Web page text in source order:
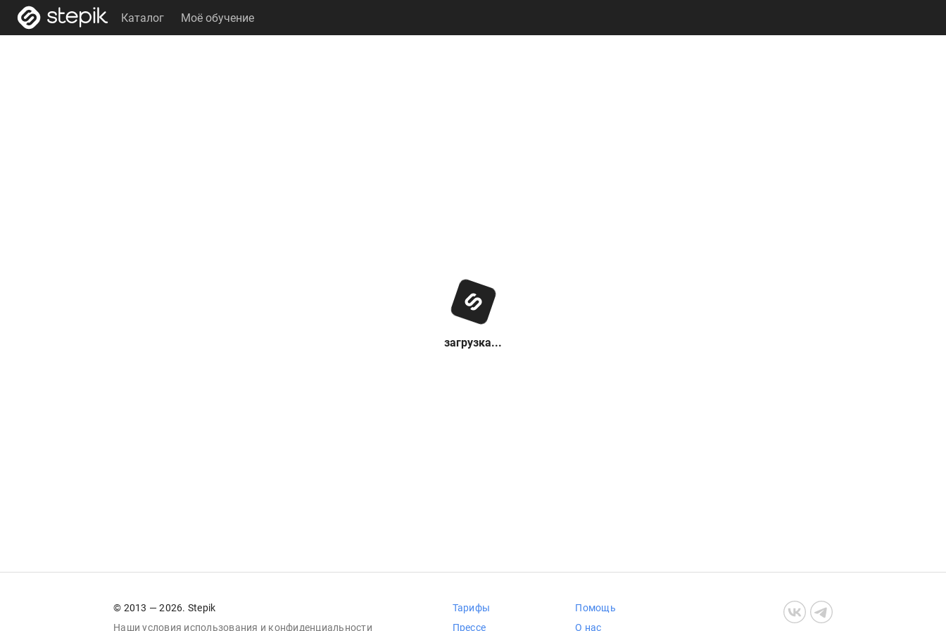
Каталог Моё обучение
загрузка...
© 2013 — 2026. Stepik
Наши условия использования и конфиденциальности
Тарифы
Прессе
Помощь
О нас